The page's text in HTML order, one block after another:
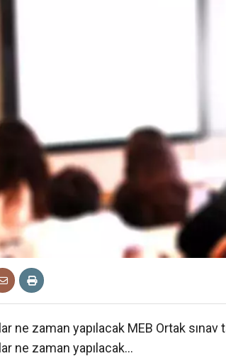
ne zaman yapılacak MEB Ortak
ne zaman yapılacak…